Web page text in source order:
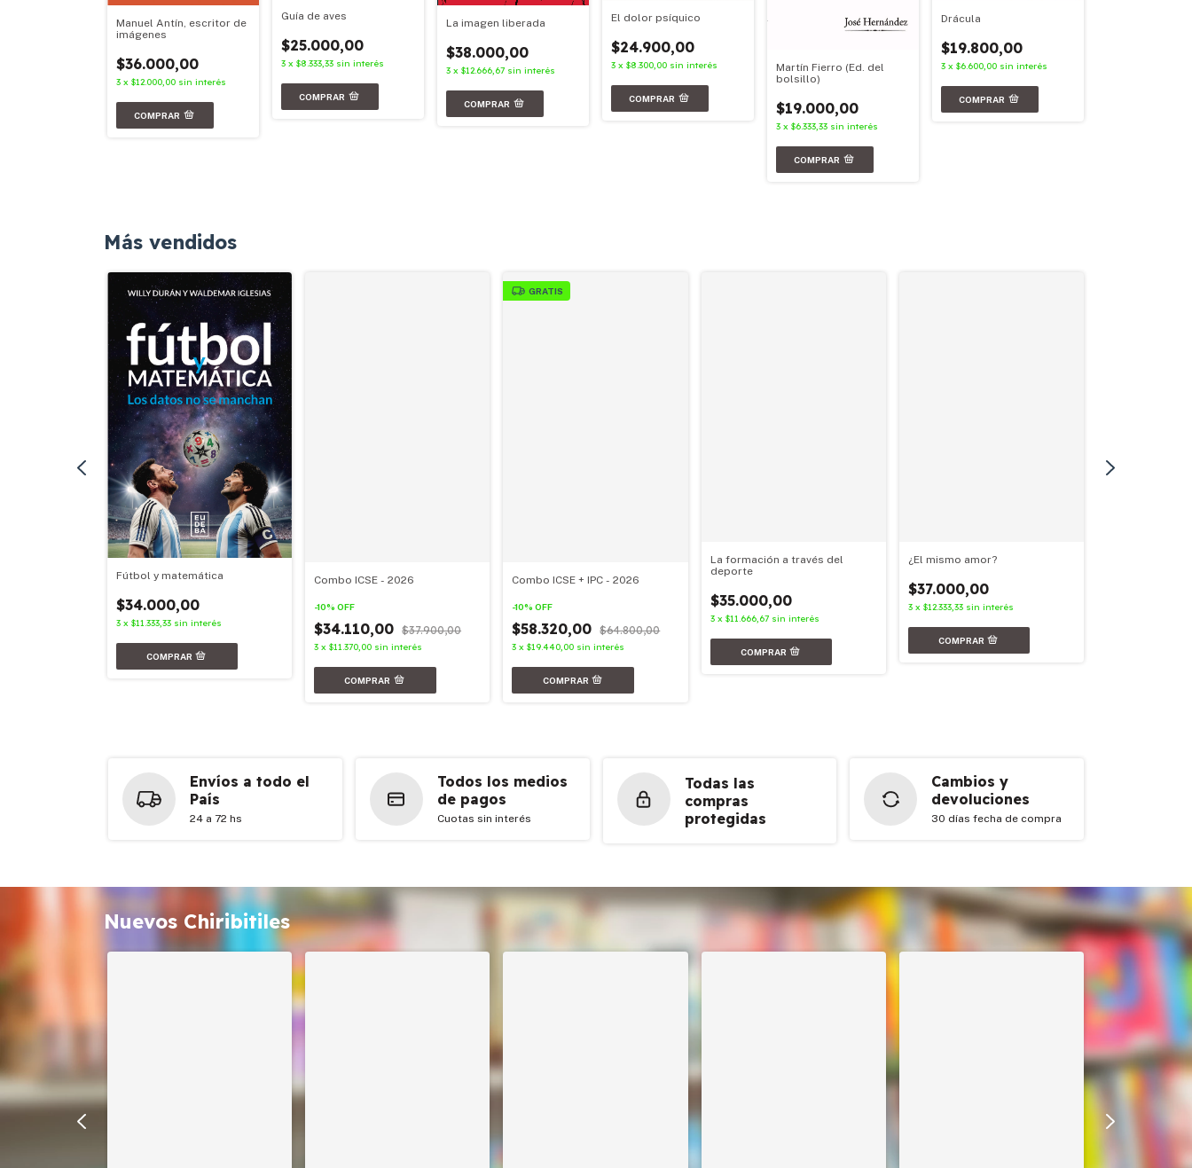
Manuel Antín, escritor de
imágenes
$36.000,00
3 x $12.000,00 sin interés
Guía de aves
$25.000,00
3 x $8.333,33 sin interés
La imagen liberada
$38.000,00
3 x $12.666,67 sin interés
El dolor psíquico
$24.900,00
3 x $8.300,00 sin interés
Martín Fierro (Ed. del
bolsillo)
$19.000,00
3 x $6.333,33 sin interés
Drácula
$19.800,00
3 x $6.600,00 sin interés
Más vendidos
Fútbol y matemática
$34.000,00
3 x $11.333,33 sin interés
Combo ICSE - 2026
-10%OFF
$34.110,00 $37.900,00
3 x$11.370,00 sin interés
GRATIS
Combo ICSE + IPC - 2026
-10%OFF
$58.320,00 $64.800,00
3 x$19.440,00 sin interés
La formación a través del
deporte
$35.000,00
3 x $11.666,67 sin interés
¿El mismo amor?
$37.000,00
3 x $12.333,33 sin interés
Envíos a todo el
País
24 a 72 hs
Todos los medios
de pagos
Cuotas sin interés
Todas las
compras
protegidas
Cambios y
devoluciones
30 días fecha de compra
Nuevos Chiribitiles